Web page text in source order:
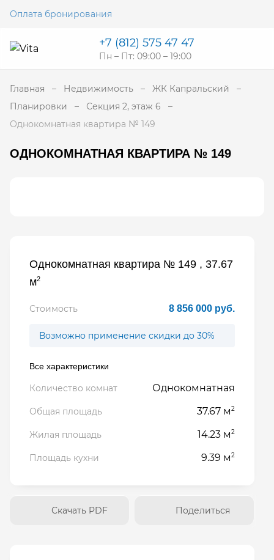
Оплата бронирования
+7 (812) 575 47 47
Пн – Пт: 09:00 – 19:00
Главная Недвижимость
ЖК Капральский
Планировки
Секция 2, этаж 6
Однокомнатная квартира № 149
ОДНОКОМНАТНАЯ КВАРТИРА № 149
Однокомнатная квартира № 149 , 37.67
м2
Стоимость 8 856 000 руб.
Возможно применение скидки до 30%
Все характеристики
Количество комнат Однокомнатная
Общая площадь 37.67 м2
Жилая площадь 14.23 м2
Площадь кухни 9.39 м2
Скачать PDF Поделиться